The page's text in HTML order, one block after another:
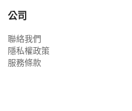
公司
聯絡我們
隱私權政策
服務條款